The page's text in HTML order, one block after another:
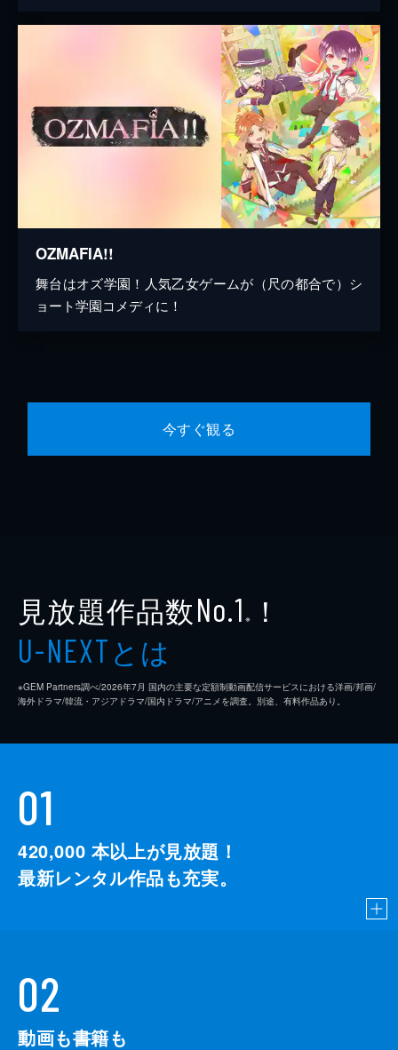
OZMAFIA!!
舞台はオズ学園！人気乙女ゲームが（尺の都合で）シ
ョート学園コメディに！
今すぐ観る
見放題作品数No.1 ※ ！
U-NEXTとは
※GEM Partners調べ/2026年7⽉ 国内の主要な定額制動画配信サービスにおける洋画/邦画/
海外ドラマ/韓流・アジアドラマ/国内ドラマ/アニメを調査。別途、有料作品あり。
01
420,000 本以上が見放題！
最新レンタル作品も充実。
02
動画も書籍も